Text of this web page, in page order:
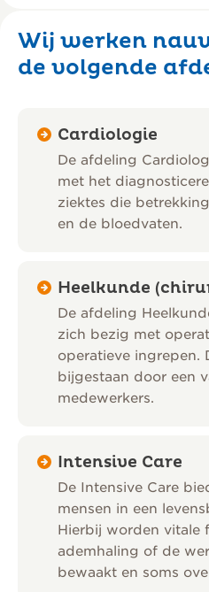
Wij werken
de volgende
Cardiologie
De afdeling
met het
ziektes die
en de bloedvaten.
Heelkunde
De afdeling
zich bezig met
operatieve ingrepen.
bijgestaan door een
medewerkers.
Intensive Care
De Intensive Care
mensen in een
Hierbij worden vitale
ademhaling of de
bewaakt en soms